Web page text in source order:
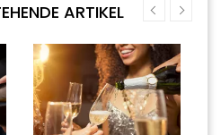
ARTIKEL